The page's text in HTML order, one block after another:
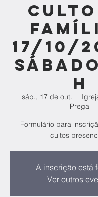
Culto
17/10/
h
sáb., 17 de out.
  |
Pregai
Formulário para
cultos
A inscrição está
Ver outros